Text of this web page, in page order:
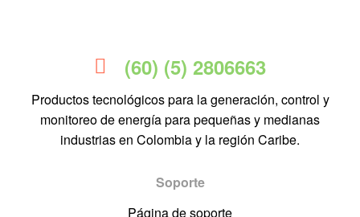
(60) (5) 2806663
Productos tecnológicos para la generación, control y
monitoreo de energía para pequeñas y medianas
industrias en Colombia y la región Caribe.
Soporte
Página de soporte